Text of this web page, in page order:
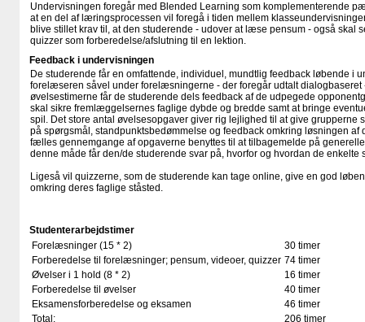
Undervisningen foregår med Blended Learning som komplementerende
at en del af læringsprocessen vil foregå i tiden mellem
blive stillet krav til, at den studerende - udover at læse pensum - også skal
quizzer som forberedelse/afslutning til en lektion.
Feedback i undervisningen
De studerende får en omfattende, individuel, mundtlig feedback løbende i
forelæseren såvel under forelæsningerne - der foregår udtalt dialogbaseret
øvelsestimerne får de studerende dels feedback af de udpegede
skal sikre fremlæggelsernes faglige dybde og bredde samt at bringe
spil. Det store antal øvelsesopgaver giver rig lejlighed til at give grupperne
på spørgsmål, standpunktsbedømmelse og feedback omkring løsningen af
fælles gennemgange af opgaverne benyttes til at tilbagemelde på
denne måde får den/de studerende svar på, hvorfor og hvordan de
Ligeså vil quizzerne, som de studerende kan tage online, give en god
omkring deres faglige ståsted.
Studenterarbejdstimer
Forelæsninger (15 * 2)
30 timer
Forberedelse til forelæsninger; pensum, videoer, quizzer 74 timer
Øvelser i 1 hold (8 * 2)
16 timer
Forberedelse til øvelser
40 timer
Eksamensforberedelse og eksamen
46 timer
Total:
206 timer